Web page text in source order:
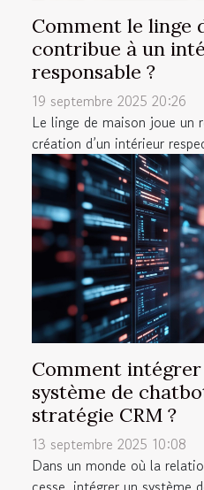
Comment le linge
contribue à un
responsable ?
19 septembre 2025 20:26
Le linge de maison joue un
création d’un intérieur
Comment
système de
stratégie CRM ?
13 septembre 2025 10:08
Dans un monde où la